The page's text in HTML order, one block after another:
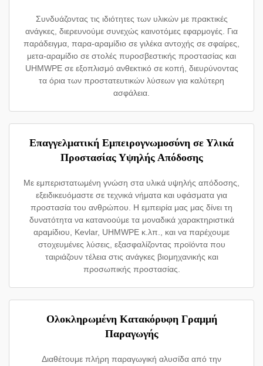
Συνδυάζοντας τις ιδιότητες των υλικών με πρακτικές
ανάγκες, διερευνούμε συνεχώς καινοτόμες εφαρμογές. Για
παράδειγμα, παρα-αραμίδιο σε γιλέκα αντοχής σε σφαίρες,
μετα-αραμίδιο σε στολές πυροσβεστικής προστασίας και
UHMWPE σε εξοπλισμό ανθεκτικό σε κοπή, διευρύνοντας
τα όρια των προστατευτικών λύσεων για καλύτερη
ασφάλεια.
Επαγγελματική Εμπειρογνωμοσύνη σε Υλικά
Προστασίας Υψηλής Απόδοσης
Με εμπεριστατωμένη γνώση στα υλικά υψηλής απόδοσης,
εξειδικευόμαστε σε τεχνικά νήματα και υφάσματα για
προστασία του ανθρώπου. Η εμπειρία μας μας δίνει τη
δυνατότητα να κατανοούμε τα μοναδικά χαρακτηριστικά
αραμίδιου, Kevlar, UHMWPE κ.λπ., και να παρέχουμε
στοχευμένες λύσεις, εξασφαλίζοντας προϊόντα που
ταιριάζουν τέλεια στις ανάγκες βιομηχανικής και
προσωπικής προστασίας.
Ολοκληρωμένη Κατακόρυφη Γραμμή
Παραγωγής
Διαθέτουμε πλήρη παραγωγική αλυσίδα από την